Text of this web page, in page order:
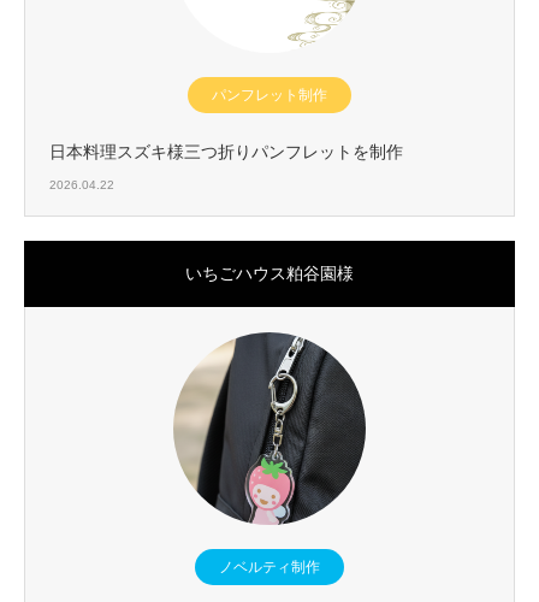
パンフレット制作
日本料理スズキ様三つ折りパンフレットを制作
2026.04.22
いちごハウス粕谷園様
ノベルティ制作